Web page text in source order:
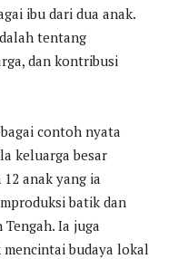
ibu dari dua anak.
tentang
dan kontribusi
contoh nyata
keluarga besar
anak yang ia
batik dan
Ia juga
mencintai budaya lokal